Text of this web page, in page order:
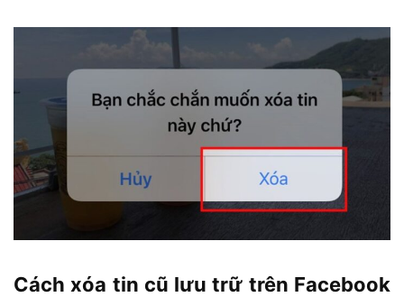
Cách xóa tin cũ lưu trữ trên Facebook